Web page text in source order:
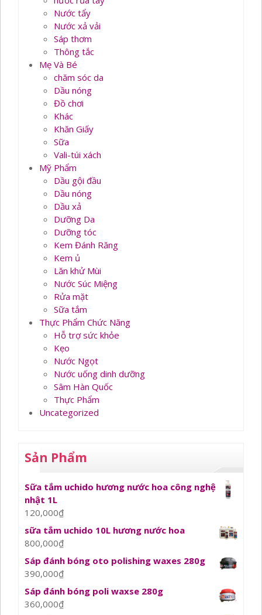
Nước tẩy
Nước xả vải
Sáp thơm
Thông tắc
Mẹ Và Bé
chăm sóc da
Dầu nóng
Đồ chơi
Khác
Khăn Giấy
Sữa
Vali-túi xách
Mỹ Phẩm
Dầu gội đầu
Dầu nóng
Dầu xả
Dưỡng Da
Dưỡng tóc
Kem Đánh Răng
Kem ủ
Lăn khử Mùi
Nước Súc Miệng
Rửa mặt
Sữa tắm
Thực Phẩm Chức Năng
Hỗ trợ sức khỏe
Kẹo
Nước Ngọt
Nước uống dinh dưỡng
Sâm Hàn Quốc
Thực Phẩm
Uncategorized
Sản Phẩm
Sữa tắm uchido hương nước hoa công nghệ
nhật 1L
120,000₫
sữa tắm uchido 10L hương nước hoa
800,000₫
Sáp đánh bóng oto polishing waxes 280g
390,000₫
Sáp đánh bóng poli waxse 280g
360,000₫